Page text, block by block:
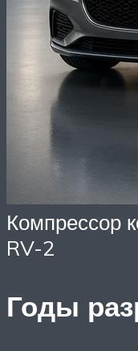
Компрессор
RV-2
Годы